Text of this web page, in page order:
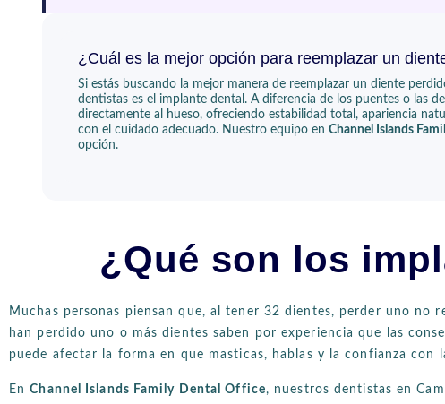
¿Cuál es la mejor opción para reemplazar un
Si estás buscando la mejor manera de reemplazar un diente
dentistas es el implante dental. A diferencia de los puentes o las
directamente al hueso, ofreciendo estabilidad total, apariencia
con el cuidado adecuado. Nuestro equipo en Channel Islands
opción.
¿Qué son los
Muchas personas piensan que, al tener 32 dientes, perder uno no
han perdido uno o más dientes saben por experiencia que las
puede afectar la forma en que masticas, hablas y la confianza con
EnChannel Islands Family Dental Office, nuestros dentistas en